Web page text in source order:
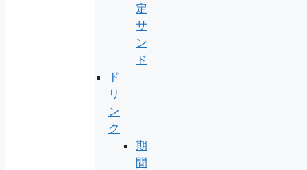
定
サ
ン
ド
ド
リ
ン
ク
期
間